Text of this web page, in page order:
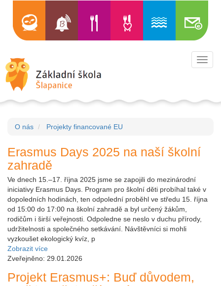
O nás Projekty financované EU
Erasmus Days 2025 na naší školní
zahradě
Ve dnech 15.–17. října 2025 jsme se zapojili do mezinárodní
iniciativy Erasmus Days. Program pro školní děti probíhal také v
dopoledních hodinách, ten odpolední proběhl ve středu 15. října
od 15:00 do 17:00 na školní zahradě a byl určený žákům,
rodičům i širší veřejnosti. Odpoledne se neslo v duchu přírody,
udržitelnosti a společného setkávání. Návštěvníci si mohli
vyzkoušet ekologický kvíz, p
Zobrazit více
Zveřejněno: 29.01.2026
Projekt Erasmus+: Buď důvodem,